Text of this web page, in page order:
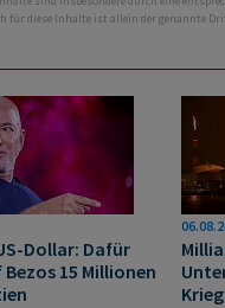
für diese Inhalte ist allein der genannte
Dollar: Dafür
15 Millionen